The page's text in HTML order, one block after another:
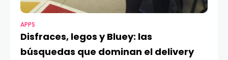
APPS
Disfraces, legos y Bluey: las
búsquedas que dominan el delivery